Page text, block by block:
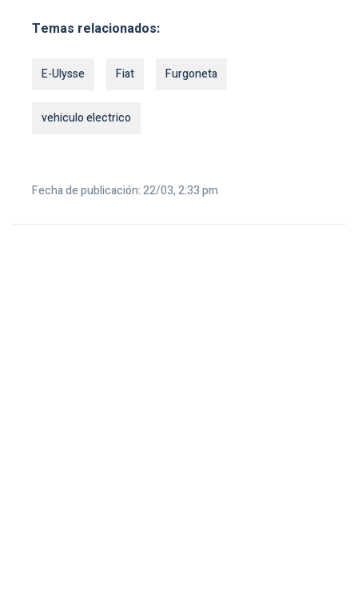
Temas relacionados:
E-Ulysse Fiat Furgoneta
vehiculo electrico
Fecha de publicación: 22/03, 2:33 pm